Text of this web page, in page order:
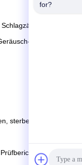
annullierend.
sterben Gießanlagen,
for?